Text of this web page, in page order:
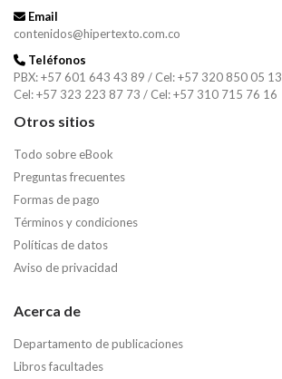
Email
contenidos@hipertexto.com.co
Teléfonos
PBX: +57 601 643 43 89 / Cel: +57 320 850 05 13
Cel: +57 323 223 87 73 / Cel: +57 310 715 76 16
Otros sitios
Todo sobre eBook
Preguntas frecuentes
Formas de pago
Términos y condiciones
Políticas de datos
Aviso de privacidad
Acerca de
Departamento de publicaciones
Libros facultades